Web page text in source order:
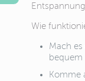
Wie
Mach
bequem
Komme